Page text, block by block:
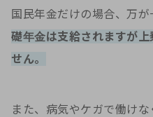
国民年金だけの場合、万
礎年金は支給されますが
せん。
また、病気やケガで働け